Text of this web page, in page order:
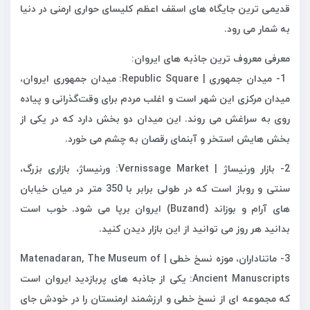
قدیمی ترین جایگاه های اسقف اعظم کلیسای حواری ارمنی در دنیا
به شمار می رود.
معرفی معروف ترین جاذبه های ایروان:
1- میدان جمهوری | Republic Square: میدان جمهوری ایروان،
میدان مرکزی این شهر است و اغلب مردم برای وقت‌گذرانی و پیاده
روی به سراغش می روند. این میدان دو بخش دارد که در یکی از
بخش هایش استخر و آبنمای رقصان به چشم می خورد.
2- بازار ورنیساژ | Vernissage Market: ورنیساژ، بازاری بزرگ،
سنتی و روباز است که در طولی برابر با 350 متر در میان خیابان
های آرام و بوزاند (Buzand) ایروان برپا می شود. خوب است
بدانید هر روز می توانید از این بازار دیدن کنید.
3- ماتناداران، موزه نسخ خطی | Matenadaran, The Museum of
Ancient Manuscripts: یکی از جاذبه های پربازدید ایروان است
که مجموعه ای از نسخ خطی و ارزشمند ارمنستان را در خودش جای